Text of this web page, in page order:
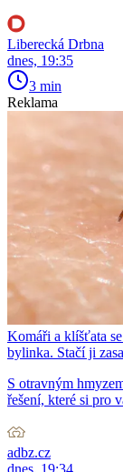
Liberecká Drbna
dnes, 19:35
3 min
Reklama
Komáři a klíšťata
bylinka. Stačí ji
S otravným
řešení, které si pro
adbz.cz
dnes, 19:34